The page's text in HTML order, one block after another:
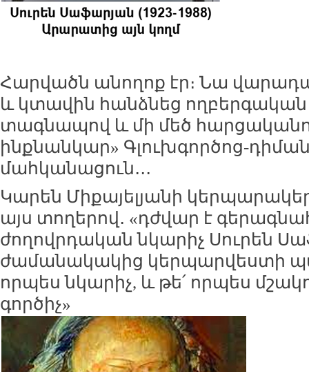
Հարվածն անողոք էր։ Նա
և կտավին հանձնեց ողբերգական
տագնապով և մի մեծ
ինքնանկար» Գլուխգործոց-
մահկանացուն․․․
Կարեն Միքայելյանի
այս տողերով․ «դժվար է
ժողովրդական նկարիչ Սուրեն
ժամանակակից կերպարվեստի
որպես նկարիչ, և թե՛ որպես
գործիչ»